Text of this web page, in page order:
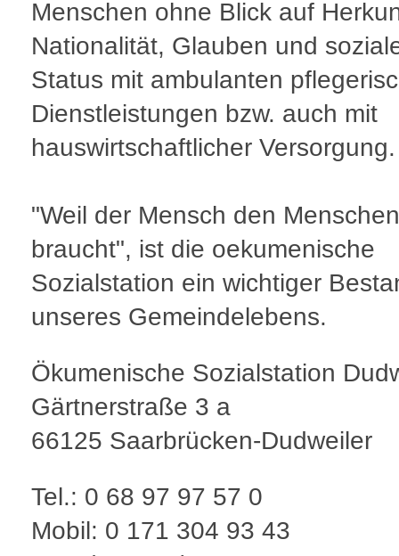
Menschen ohne Blick auf
Nationalität, Glauben und
Status mit ambulanten
Dienstleistungen bzw. auch mit
hauswirtschaftlicher Versorgung.
"Weil der Mensch den Menschen
braucht", ist die oekumenische
Sozialstation ein wichtiger
unseres Gemeindelebens.
Ökumenische Sozialstation
Gärtnerstraße 3 a
66125 Saarbrücken-Dudweiler
Tel.: 0 68 97 97 57 0
Mobil: 0 171 304 93 43